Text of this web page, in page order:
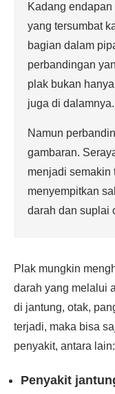
Kadang
yang tersumbat
bagian dalam
perbandingan
plak bukan
juga di dalamnya.
Namun
gambaran.
menjadi semakin
menyempitkan
darah dan suplai
Plak mungkin
darah yang melalui
di jantung, otak,
terjadi, maka bisa
penyakit, antara lain:
Penyakit